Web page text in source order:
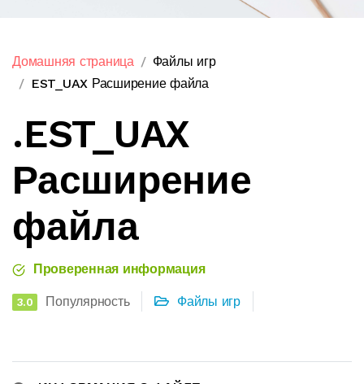
Домашняя страница
Файлы игр
EST_UAX Расширение файла
.EST_UAX
Расширение
файла
Проверенная информация
3.0 Популярность Файлы игр